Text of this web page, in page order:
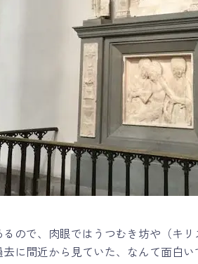
ので、肉眼ではうつむき坊や（キ
に間近から見ていた、なんて面白い